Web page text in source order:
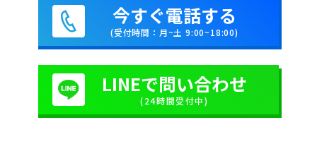
今すぐ電話する
(受付時間：月~土 9:00~18:00)
LINEで問い合わせ
(24時間受付中)